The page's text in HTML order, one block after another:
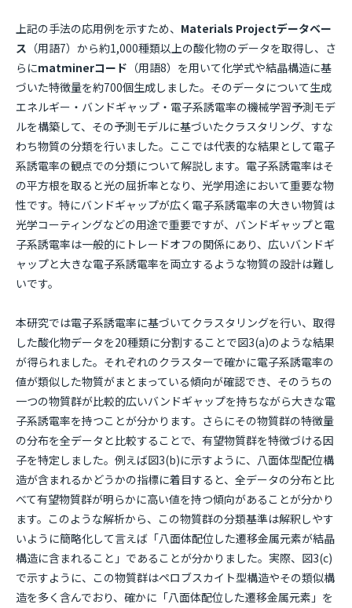
上記の手法の応用例を示すため、 Materials Projectデータベー
ス （用語7）から約1,000種類以上の酸化物のデータを取得し、さ
らにmatminerコード （用語8）を用いて化学式や結晶構造に基
づいた特徴量を約700個生成しました。そのデータについて生成
エネルギー・バンドギャップ・電子系誘電率の機械学習予測モデ
ルを構築して、その予測モデルに基づいたクラスタリング、すな
わち物質の分類を行いました。ここでは代表的な結果として電子
系誘電率の観点での分類について解説します。電子系誘電率はそ
の平方根を取ると光の屈折率となり、光学用途において重要な物
性です。特にバンドギャップが広く電子系誘電率の大きい物質は
光学コーティングなどの用途で重要ですが、バンドギャップと電
子系誘電率は一般的にトレードオフの関係にあり、広いバンドギ
ャップと大きな電子系誘電率を両立するような物質の設計は難し
いです。
本研究では電子系誘電率に基づいてクラスタリングを行い、取得
した酸化物データを20種類に分割することで図3(a)のような結果
が得られました。それぞれのクラスターで確かに電子系誘電率の
値が類似した物質がまとまっている傾向が確認でき、そのうちの
一つの物質群が比較的広いバンドギャップを持ちながら大きな電
子系誘電率を持つことが分かります。さらにその物質群の特徴量
の分布を全データと比較することで、有望物質群を特徴づける因
子を特定しました。例えば図3(b)に示すように、八面体型配位構
造が含まれるかどうかの指標に着目すると、全データの分布と比
べて有望物質群が明らかに高い値を持つ傾向があることが分かり
ます。このような解析から、この物質群の分類基準は解釈しやす
いように簡略化して言えば「八面体配位した遷移金属元素が結晶
構造に含まれること」であることが分かりました。実際、図3(c)
で示すように、この物質群はペロブスカイト型構造やその類似構
造を多く含んでおり、確かに「八面体配位した遷移金属元素」を